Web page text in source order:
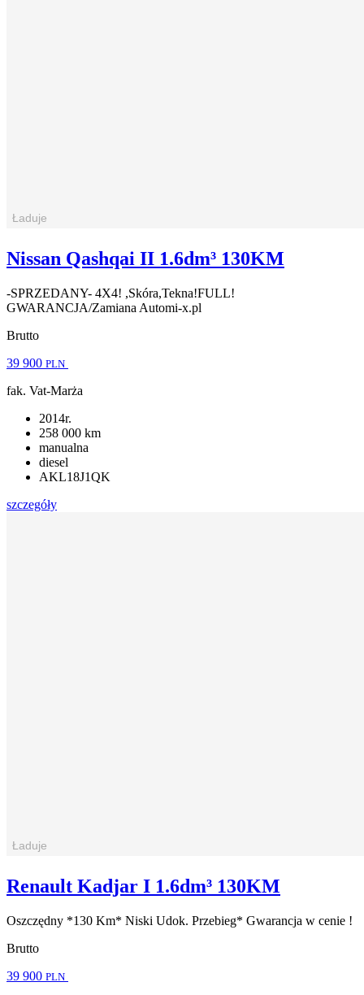
Nissan Qashqai II 1.6dm³ 130KM
-SPRZEDANY- 4X4! ,Skóra,Tekna!FULL!
GWARANCJA/Zamiana Automi-x.pl
Brutto
39 900 PLN
fak. Vat-Marża
2014r.
258 000 km
manualna
diesel
AKL18J1QK
szczegóły
Renault Kadjar I 1.6dm³ 130KM
Oszczędny *130 Km* Niski Udok. Przebieg* Gwarancja w cenie !
Brutto
39 900 PLN